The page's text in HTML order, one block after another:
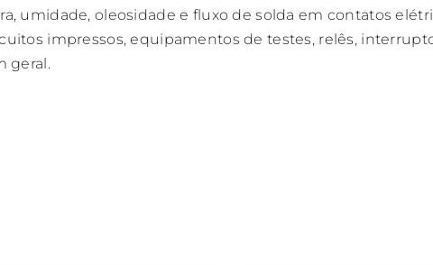
umidade, oleosidade e fluxo de solda em contatos
impressos, equipamentos de testes, relês,
geral.